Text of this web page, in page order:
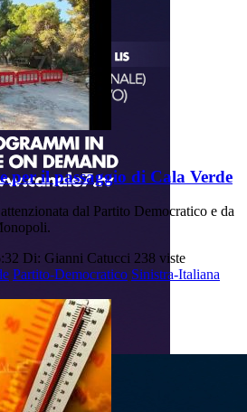
per il passaggio di Cala Verde
dal Partito Democratico e da
Di: Gianni Catucci 238 viste
Partito-Democratico Sinistra-Italiana